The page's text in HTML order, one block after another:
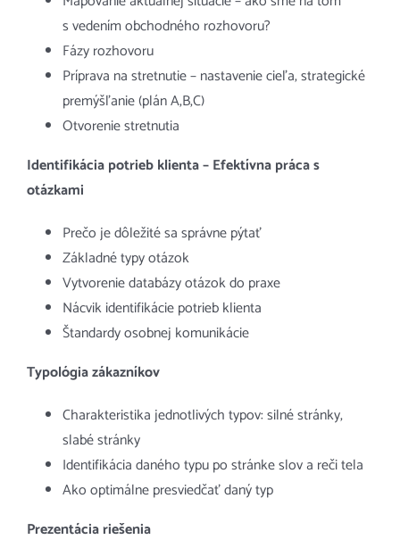
s vedením obchodného rozhovoru?
Fázy rozhovoru
Príprava na stretnutie – nastavenie cieľa, strategické
premýšľanie (plán A,B,C)
Otvorenie stretnutia
Identifikácia potrieb klienta – Efektívna práca s
otázkami
Prečo je dôležité sa správne pýtať
Základné typy otázok
Vytvorenie databázy otázok do praxe
Nácvik identifikácie potrieb klienta
Štandardy osobnej komunikácie
Typológia zákazníkov
Charakteristika jednotlivých typov: silné stránky,
slabé stránky
Identifikácia daného typu po stránke slov a reči tela
Ako optimálne presviedčať daný typ
Prezentácia riešenia